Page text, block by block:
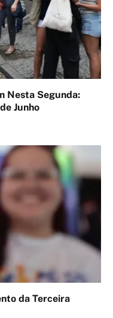
Nesta Segunda:
Junho
da Terceira